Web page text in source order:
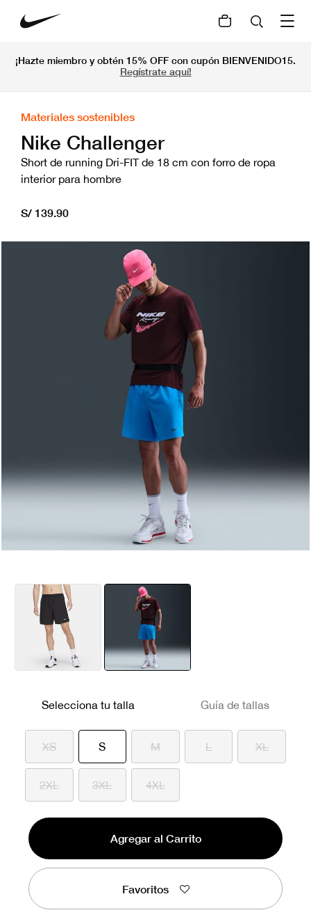
¡Hazte miembro y obtén 15% OFF con cupón BIENVENIDO15.
Regístrate aquí!
Materiales sostenibles
Nike Challenger
Short de running Dri-FIT de 18 cm con forro de ropa
interior para hombre
S/ 139.90
Selecciona tu talla Guía de tallas
XS Sseleccionado
M L XL
2XL 3XL 4XL
Agregar al Carrito
Favoritos